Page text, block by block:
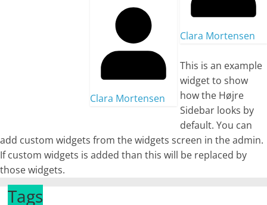
Clara Mortensen
Clara Mortensen
This is an example
widget to show
how the Højre
Sidebar looks by
default. You can
add custom widgets from the widgets screen in the admin.
If custom widgets is added than this will be replaced by
those widgets.
Tags